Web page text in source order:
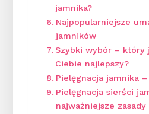
jamnika?
Najpopularniejsze
jamników
Szybki wybór – który
Ciebie najlepszy?
Pielęgnacja jamnika
Pielęgnacja sierści
najważniejsze zasady